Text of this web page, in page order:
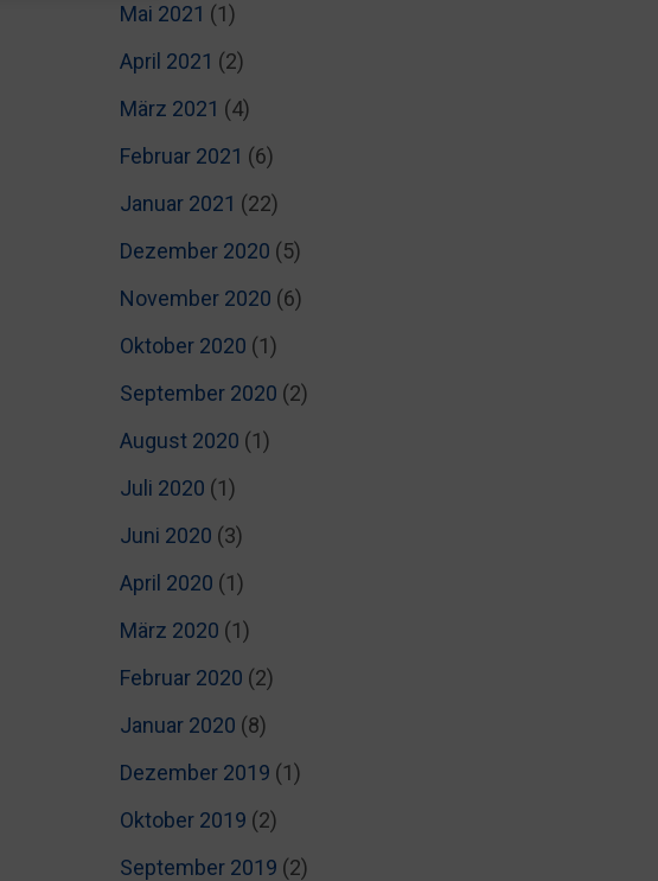
Mai 2021 (1)
April 2021 (2)
März 2021 (4)
Februar 2021 (6)
Januar 2021 (22)
Dezember 2020 (5)
November 2020 (6)
Oktober 2020 (1)
September 2020 (2)
August 2020 (1)
Juli 2020 (1)
Juni 2020 (3)
April 2020 (1)
März 2020 (1)
Februar 2020 (2)
Januar 2020 (8)
Dezember 2019 (1)
Oktober 2019 (2)
September 2019 (2)